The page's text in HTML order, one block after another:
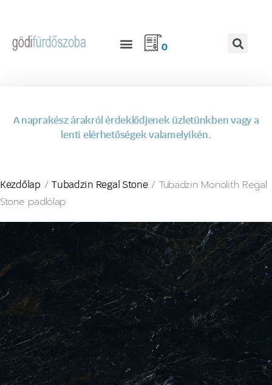
0
A naprakész árakról érdeklődjenek üzletünkben vagy a
lenti elérhetőségek valamelyikén.
Kezdőlap /Tubadzin Regal Stone/ Tubadzin Monolith Regal
Stone padlólap